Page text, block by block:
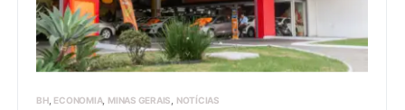
BH ECONOMIA MINAS GERAIS NOTÍCIAS